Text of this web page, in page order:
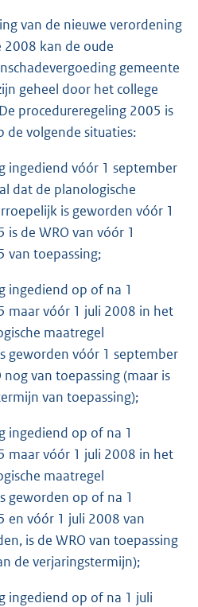
van de nieuwe verordening
2008 kan de oude
gemeente
geheel door het college
procedureregeling 2005 is
de volgende situaties:
ingediend vóór 1 september
dat de planologische
is geworden vóór 1
de WRO van vóór 1
van toepassing;
ingediend op of na 1
maar vóór 1 juli 2008 in het
maatregel
geworden vóór 1 september
nog van toepassing (maar is
van toepassing);
ingediend op of na 1
maar vóór 1 juli 2008 in het
maatregel
geworden op of na 1
en vóór 1 juli 2008 van
is de WRO van toepassing
de verjaringstermijn);
ingediend op of na 1 juli